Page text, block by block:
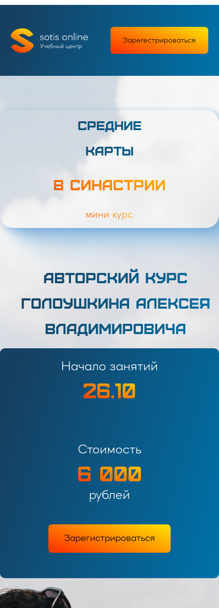
Зарегестрироваться
СРЕДНИЕ
КАРТЫ
В СИНАСТРИИ
мини курс
АВТОРСКИЙ КУРС
ГОЛОУШКИНА АЛЕКСЕЯ
ВЛАДИМИРОВИЧА
Начало занятий
26.10
Стоимость
6 000
рублей
Зарегистрироваться